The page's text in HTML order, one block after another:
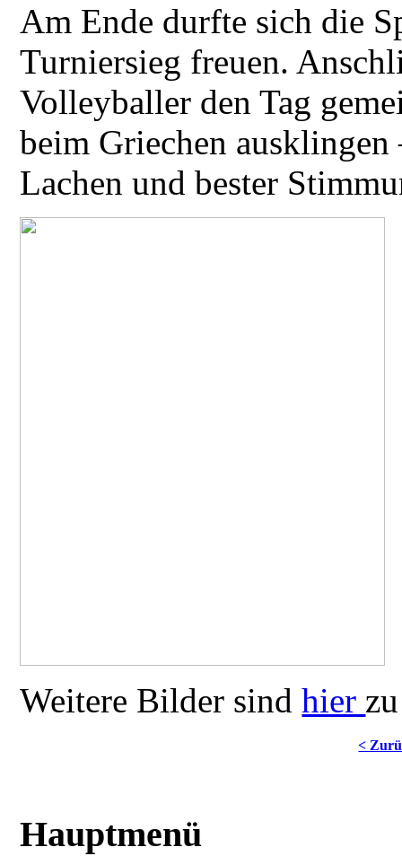
Am Ende durfte sich die
Turniersieg freuen.
Volleyballer den Tag
beim Griechen
Lachen und bester
Weitere Bilder sindhier
<
Hauptmenü